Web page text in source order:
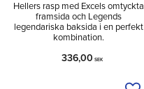
Hellers rasp med Excels omtyckta
framsida och Legends
legendariska baksida i en perfekt
kombination.
336,00 SEK